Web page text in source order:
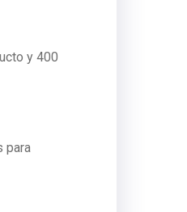
y 400
para